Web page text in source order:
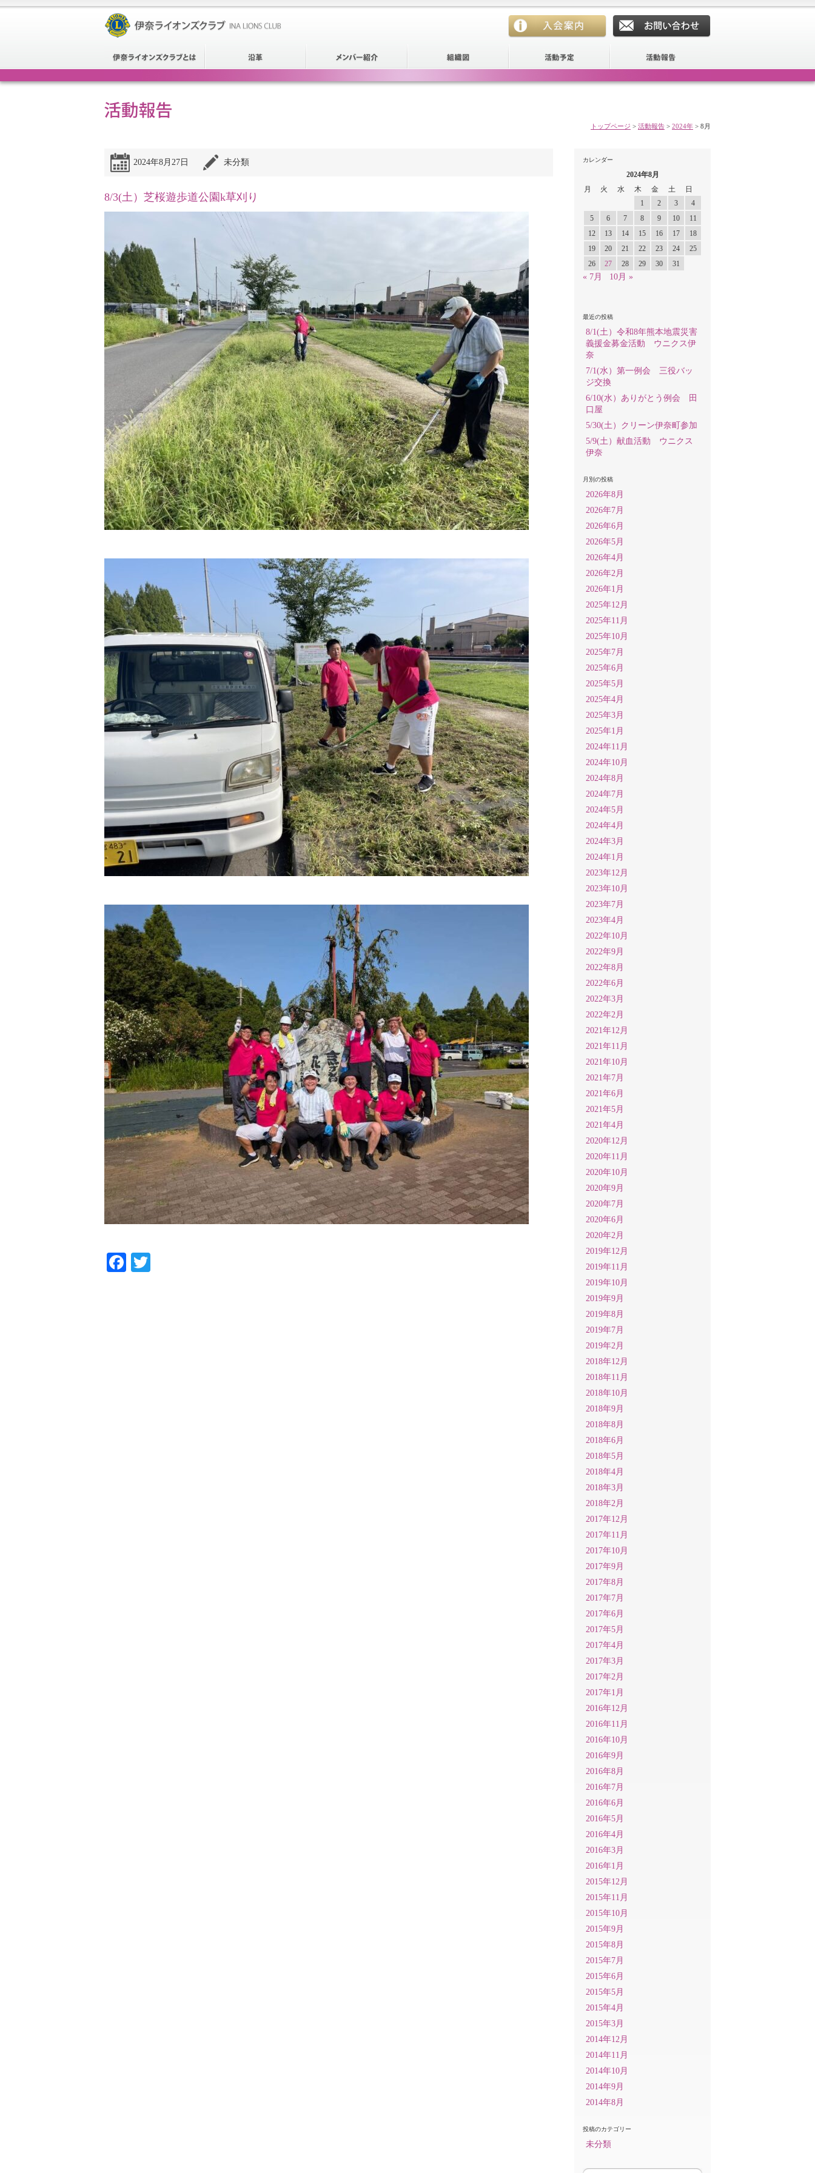
トップページ > 活動報告 > 2024年 > 8月
2024年8月27日 未分類
8/3(土）芝桜遊歩道公園k草刈り
Facebook
カレンダー
2024年8月
月
火 水 木 金 土
日
1
2 3
4
5
6 7 8 9 10
11
12
13 14 15 16 17
18
19
20 21 22 23 24
25
26
27 28 29 30 31
« 7月 10月 »
最近の投稿
8/1(土）令和8年熊本地震災害
義援金募金活動 ウニクス伊
奈
7/1(水）第一例会 三役バッ
ジ交換
6/10(水）ありがとう例会 田
口屋
5/30(土）クリーン伊奈町参加
5/9(土）献血活動 ウニクス
伊奈
月別の投稿
2026年8月
2026年7月
2026年6月
2026年5月
2026年4月
2026年2月
2026年1月
2025年12月
2025年11月
2025年10月
2025年7月
2025年6月
2025年5月
2025年4月
2025年3月
2025年1月
2024年11月
2024年10月
2024年8月
2024年7月
2024年5月
2024年4月
2024年3月
2024年1月
2023年12月
2023年10月
2023年7月
2023年4月
2022年10月
2022年9月
2022年8月
2022年6月
2022年3月
2022年2月
2021年12月
2021年11月
2021年10月
2021年7月
2021年6月
2021年5月
2021年4月
2020年12月
2020年11月
2020年10月
2020年9月
2020年7月
2020年6月
2020年2月
2019年12月
2019年11月
2019年10月
2019年9月
2019年8月
2019年7月
2019年2月
2018年12月
2018年11月
2018年10月
2018年9月
2018年8月
2018年6月
2018年5月
2018年4月
2018年3月
2018年2月
2017年12月
2017年11月
2017年10月
2017年9月
2017年8月
2017年7月
2017年6月
2017年5月
2017年4月
2017年3月
2017年2月
2017年1月
2016年12月
2016年11月
2016年10月
2016年9月
2016年8月
2016年7月
2016年6月
2016年5月
2016年4月
2016年3月
2016年1月
2015年12月
2015年11月
2015年10月
2015年9月
2015年8月
2015年7月
2015年6月
2015年5月
2015年4月
2015年3月
2014年12月
2014年11月
2014年10月
2014年9月
2014年8月
投稿のカテゴリー
未分類